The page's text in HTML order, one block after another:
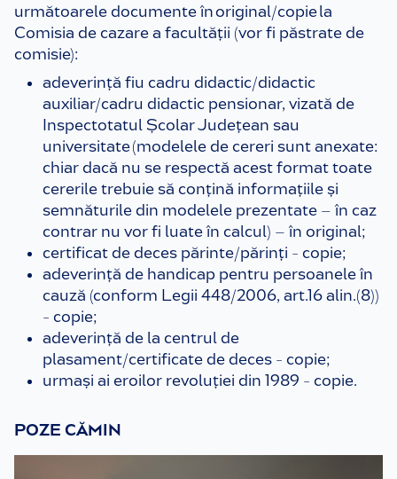
următoarele documente în original/copie la
Comisia de cazare a facultății (vor fi păstrate de
comisie):
adeverinţă fiu cadru didactic/didactic
auxiliar/cadru didactic pensionar, vizată de
Inspectotatul Școlar Județean sau
universitate (modelele de cereri sunt anexate:
chiar dacă nu se respectă acest format toate
cererile trebuie să conțină informațiile și
semnăturile din modelele prezentate – în caz
contrar nu vor fi luate în calcul) – în original;
certificat de deces părinte/părinți - copie;
adeverinţă de handicap pentru persoanele în
cauză (conform Legii 448/2006, art.16 alin.(8))
- copie;
adeverință de la centrul de
plasament/certificate de deces - copie;
urmași ai eroilor revoluției din 1989 - copie.
POZE CĂMIN